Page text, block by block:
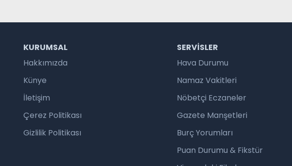
KURUMSAL
Hakkımızda
Künye
İletişim
Çerez Politikası
Gizlilik Politikası
SERVISLER
Hava Durumu
Namaz Vakitleri
Nöbetçi Eczaneler
Gazete Manşetleri
Burç Yorumları
Puan Durumu & Fikstür